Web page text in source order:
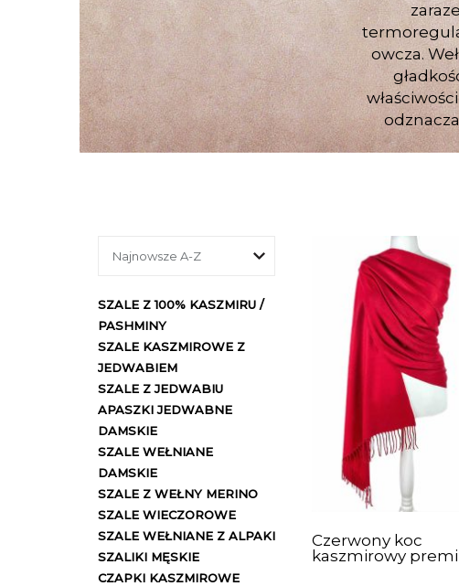
owcza.
SZALE Z 100% KASZMIRU /
PASHMINY
SZALE KASZMIROWE Z
JEDWABIEM
SZALE Z JEDWABIU
APASZKI JEDWABNE
DAMSKIE
SZALE WEŁNIANE
DAMSKIE
SZALE Z WEŁNY MERINO
SZALE WIECZOROWE
SZALE WEŁNIANE Z ALPAKI
SZALIKI MĘSKIE
CZAPKI KASZMIROWE
Czerwony koc
kaszmirowy